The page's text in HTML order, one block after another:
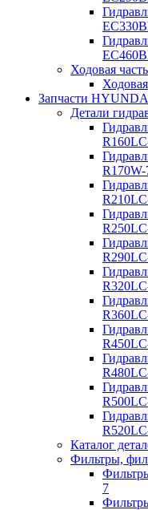
Ходовая
Запчасти
Детали
R170W-
Каталог
Фильтры,
7